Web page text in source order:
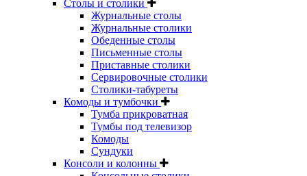
Столы и столики
Журнальные столы
Журнальные столики
Обеденные столы
Письменные столы
Приставные столики
Сервировочные столики
Столики-табуреты
Комоды и тумбочки
Тумба прикроватная
Тумбы под телевизор
Комоды
Сундуки
Консоли и колонны